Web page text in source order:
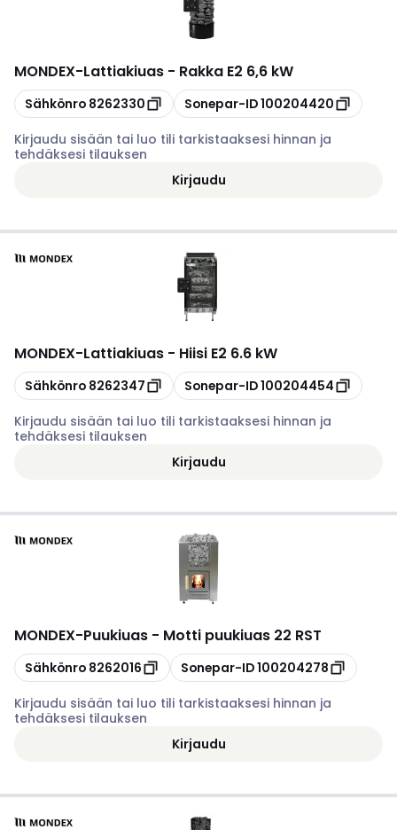
MONDEX-Lattiakiuas - Rakka E2 6,6 kW
Kopioi
Sähkönro 8262330 Kopioi
Sonepar-ID100204420
Kirjaudu sisään tai luo tili tarkistaaksesi hinnan ja
tehdäksesi tilauksen
Kirjaudu
MONDEX-Lattiakiuas - Hiisi E2 6.6 kW
Kopioi
Sähkönro 8262347 Kopioi
Sonepar-ID100204454
Kirjaudu sisään tai luo tili tarkistaaksesi hinnan ja
tehdäksesi tilauksen
Kirjaudu
MONDEX-Puukiuas - Motti puukiuas 22 RST
Kopioi
Sähkönro 8262016 Kopioi
Sonepar-ID100204278
Kirjaudu sisään tai luo tili tarkistaaksesi hinnan ja
tehdäksesi tilauksen
Kirjaudu